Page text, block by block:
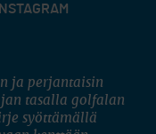
ja perjantaisin
tasalla golfalan
syöttämällä